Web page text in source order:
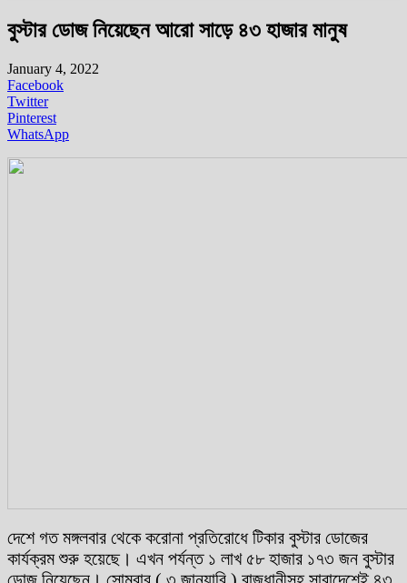
বুস্টার ডোজ নিয়েছেন আরো সাড়ে ৪৩ হাজার মানুষ
January 4, 2022
Facebook
Twitter
Pinterest
WhatsApp
দেশে গত মঙ্গলবার থেকে করোনা প্রতিরোধে টিকার বুস্টার ডোজের
কার্যক্রম শুরু হয়েছে। এখন পর্যন্ত ১ লাখ ৫৮ হাজার ১৭৩ জন বুস্টার